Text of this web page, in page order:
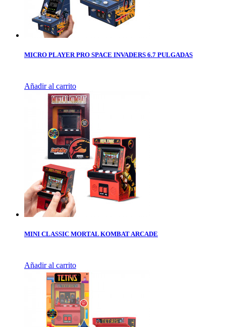
MICRO PLAYER PRO SPACE INVADERS 6.7 PULGADAS
Añadir al carrito
MINI CLASSIC MORTAL KOMBAT ARCADE
Añadir al carrito